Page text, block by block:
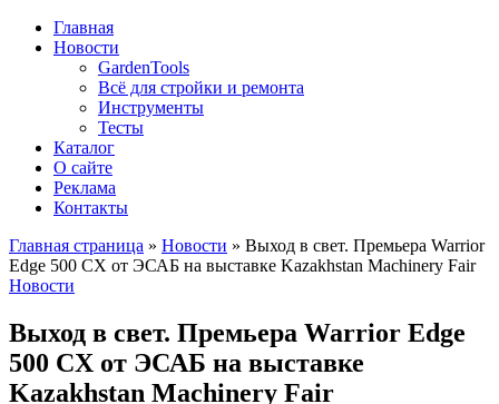
Главная
Новости
GardenTools
Всё для стройки и ремонта
Инструменты
Тесты
Каталог
О сайте
Реклама
Контакты
Главная страница » Новости » Выход в свет. Премьера Warrior
Edge 500 CX от ЭСАБ на выставке Kazakhstan Machinery Fair
Новости
Выход в свет. Премьера Warrior Edge
500 CX от ЭСАБ на выставке
Kazakhstan Machinery Fair